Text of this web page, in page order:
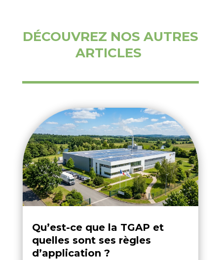
DÉCOUVREZ NOS AUTRES
ARTICLES
Qu’est-ce que la TGAP et
quelles sont ses règles
d’application ?